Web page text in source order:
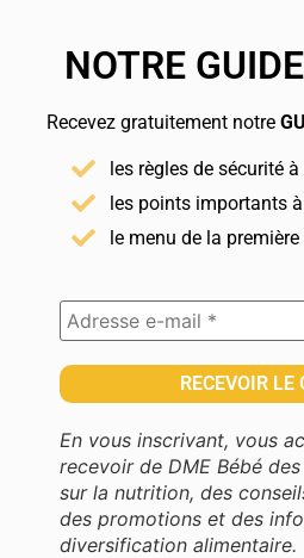
NOTRE
Recevez gratuitement notre
les règles de sécurité
les points importants
le menu de la
En vous inscrivant, vous
recevoir de DME Bébé
sur la nutrition, des
des promotions et des
diversification alimentaire.